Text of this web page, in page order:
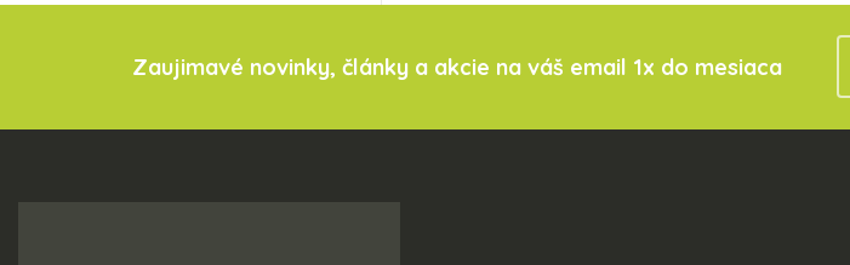
Zaujimavé novinky, články a akcie na váš email 1x do mesiaca